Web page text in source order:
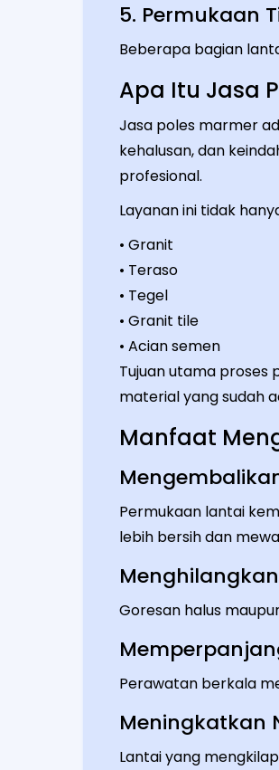
5. Permukaan
Beberapa bagian
Apa Itu Jasa
Jasa poles marmer
kehalusan, dan
profesional.
Layanan ini tidak
• Granit
• Teraso
• Tegel
• Granit tile
• Acian semen
Tujuan utama proses
material yang sudah
Manfaat
Permukaan lantai
lebih bersih dan
Goresan halus
Perawatan berkala
Meningkatkan
Lantai yang